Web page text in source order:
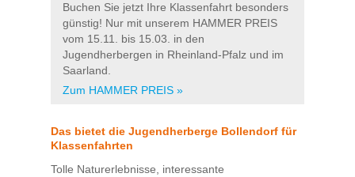
Buchen Sie jetzt Ihre Klassenfahrt besonders
günstig! Nur mit unserem HAMMER PREIS
vom 15.11. bis 15.03. in den
Jugendherbergen in Rheinland-Pfalz und im
Saarland.
Zum HAMMER PREIS »
Das bietet die Jugendherberge Bollendorf für
Klassenfahrten
Tolle Naturerlebnisse, interessante